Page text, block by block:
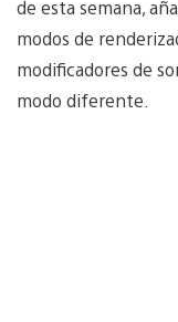
de esta semana,
modos de
modificadores de
modo diferente.